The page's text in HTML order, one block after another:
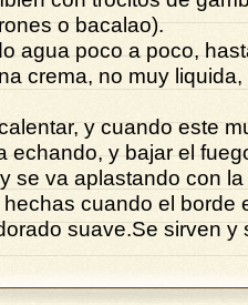
o bacalao).
agua poco a poco,
crema, no muy
y cuando este
echando, y bajar el
se va aplastando con
cuando el borde
suave.Se sirven y